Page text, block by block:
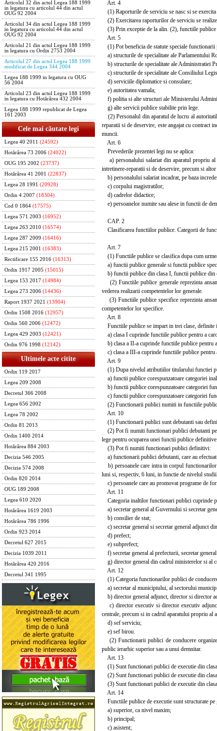
Articolul 32 din actul Legea 188 1999
in legatura cu articolul 44 din actul
OUG 92 2004
Articolul 34 din actul Legea 188 1999
in legatura cu articolul 44 din actul
OUG 92 2004
Articolul 21 din actul Legea 188 1999
in legatura cu Ordin 2753 2004
Articolul 27 din actul Legea 188 1999
modificat de Legea 344 2004
Legea 188 1999 in legatura cu OUG
56 2004
Articolul 23 din actul Legea 188 1999
in legatura cu Hotărârea 432 2004
Legea 188 1999 republicat de Legea
161 2003
Cele mai căutate legi
Legea 40 2011 (24592)
Hotărârea 73 2006 (24022)
OUG 195 2002 (23737)
Hotărârea 41 2001 (22837)
Legea 28 1991 (20928)
Ordin 4 2007 (18304)
Cod 0 1864 (17575)
Legea 571 2003 (16952)
Legea 263 2010 (16574)
Legea 287 2009 (16416)
Legea 215 2001 (16383)
Rectificare 155 2016 (16313)
Ordin 1917 2005 (15015)
Legea 153 2017 (14984)
Legea 273 2006 (14436)
Raport 1937 2021 (13904)
Ordin 1508 2016 (12957)
Ordin 560 2006 (12472)
Legea 429 2003 (12421)
Ordin 976 1998 (12142)
Ultimele acte citite
Ordin 119 2017
Legea 209 2008
Decretul 366 2008
Legea 656 2002
Legea 78 2002
Ordin 81 2013
Ordin 1400 2014
Hotărârea 884 2003
Decizia 546 2005
Decizia 574 2008
Ordin 820 2014
OUG 189 2008
Legea 610 2020
Hotărârea 1619 2003
Hotărârea 786 1996
Ordin 923 2014
Decretul 627 2015
Decizia 1039 2011
Hotărârea 420 2016
Decretul 341 1995
Art. 4
(1) Raporturile de serviciu se nasc si se
(2) Exercitarea raporturilor de serviciu se
(3) Prin exceptie de la alin. (2), functiile publice
Art. 5
(1) Pot beneficia de statute speciale
a) structurile de specialitate ale Parlamentului
b) structurile de specialitate ale Administratiei
c) structurile de specialitate ale Consiliului
d) serviciile diplomatice si consulare;
e) autoritatea vamala;
f) politia si alte structuri ale Ministerului
g) alte servicii publice stabilite prin lege.
(2) Personalul din aparatul de lucru al
reparatii si de deservire, este angajat cu contract
muncii.
Art. 6
Prevederile prezentei legi nu se aplica:
a) personalului salariat din aparatul propriu al
intretinere-reparatii si de deservire, precum si
b) personalului salariat incadrat, pe baza
c) corpului magistratilor;
d) cadrelor didactice;
e) persoanelor numite sau alese in functii de
CAP. 2
Clasificarea functiilor publice. Categorii de
Art. 7
(1) Functiile publice se clasifica dupa cum
a) functii publice generale si functii publice
b) functii publice din clasa I, functii publice din
(2) Functiile publice generale reprezinta
vederea realizarii competentelor lor generale.
(3) Functiile publice specifice reprezinta
competentelor lor specifice.
Art. 8
Functiile publice se impart in trei clase, definite
a) clasa I cuprinde functiile publice pentru a
b) clasa a II-a cuprinde functiile publice pentru
c) clasa a III-a cuprinde functiile publice pentru
Art. 9
(1) Dupa nivelul atributiilor titularului functiei
a) functii publice corespunzatoare categoriei
b) functii publice corespunzatoare categoriei
c) functii publice corespunzatoare categoriei
(2) Functionarii publici numiti in functiile
Art. 10
(1) Functionarii publici sunt debutanti sau
(2) Pot fi numiti functionari publici debutanti
lege pentru ocuparea unei functii publice
(3) Pot fi numiti functionari publici definitivi:
a) functionarii publici debutanti, care au
b) persoanele care intra in corpul
luni si, respectiv, 6 luni, in functie de nivelul
c) persoanele care au promovat programe de
Art. 11
Categoria inaltilor functionari publici cuprinde
a) secretar general al Guvernului si secretar
b) consilier de stat;
c) secretar general si secretar general adjunct
d) prefect;
e) subprefect;
f) secretar general al prefecturii, secretar
g) director general din cadrul ministerelor si al
Art. 12
(1) Categoria functionarilor publici de
a) secretar al municipiului, al sectorului
b) director general adjunct, director si director
c) director executiv si director executiv
centrale, precum si in cadrul aparatului propriu al
d) sef serviciu;
e) sef birou.
(2) Functionarii publici de conducere
public ierarhic superior sau a unui demnitar.
Art. 13
(1) Sunt functionari publici de executie din
(2) Sunt functionari publici de executie din
(3) Sunt functionari publici de executie din
Art. 14
Functiile publice de executie sunt structurate pe
a) superior, ca nivel maxim;
b) principal;
c) asistent;